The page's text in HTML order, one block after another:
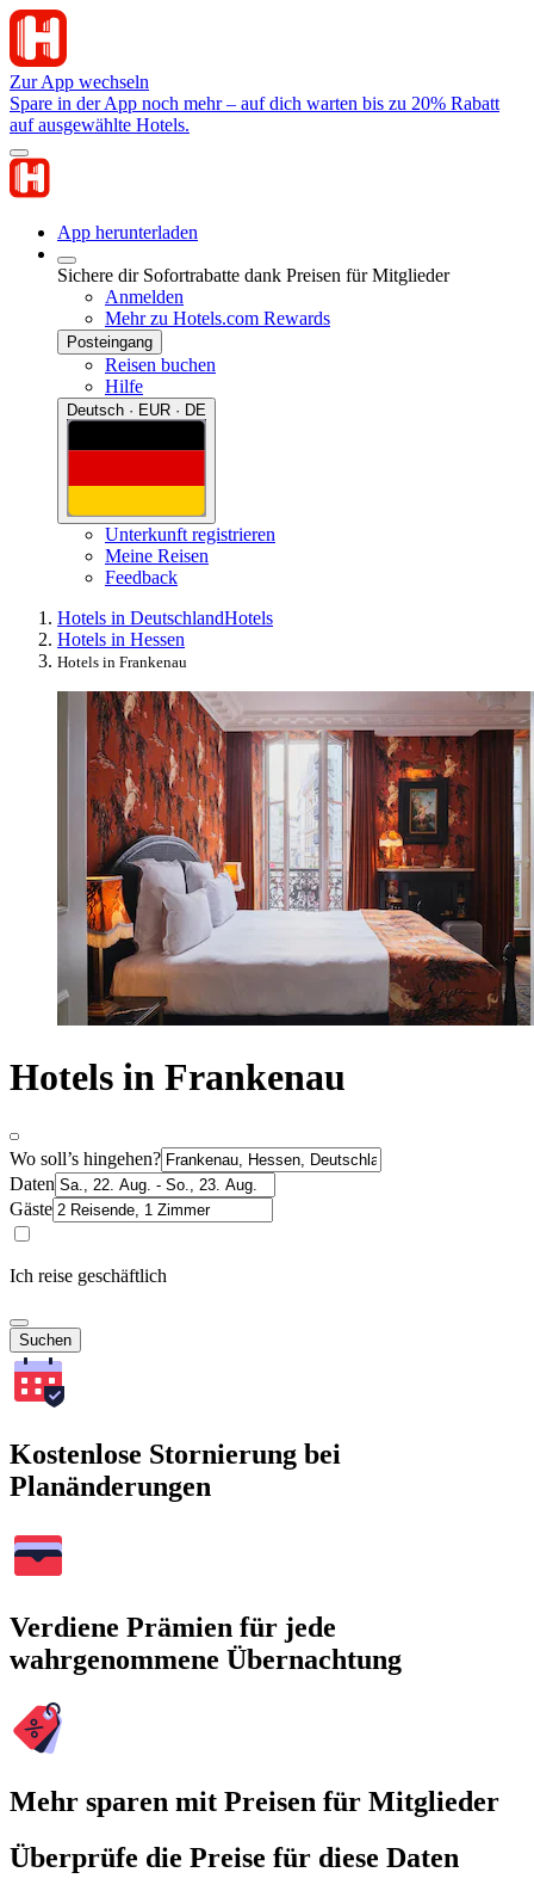
Zur App wechseln
Spare in der App noch mehr – auf dich warten bis zu 20% Rabatt
auf ausgewählte Hotels.
App herunterladen
Sichere dir Sofortrabatte dank Preisen für Mitglieder
Anmelden
Mehr zu Hotels.com Rewards
Posteingang
Reisen buchen
Hilfe
Deutsch · EUR · DE
Unterkunft registrieren
Meine Reisen
Feedback
Hotels in DeutschlandHotels
Hotels in Hessen
Hotels in Frankenau
Hotels in Frankenau
Wo soll’s hingehen?
Daten
Gäste
Ich reise geschäftlich
Suchen
Kostenlose Stornierung bei
Planänderungen
Verdiene Prämien für jede
wahrgenommene Übernachtung
Mehr sparen mit Preisen für Mitglieder
Überprüfe die Preise für diese Daten